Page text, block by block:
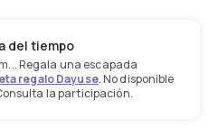
del tiempo
Regala una escapada
regalo Dayuse. No disponible
la participación.